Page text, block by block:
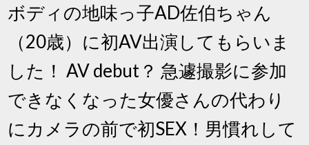
ボディの地味っ子AD佐伯ちゃん
（20歳）に初AV出演してもらいま
した！ AV debut？ 急遽撮影に参加
できなくなった女優さんの代わり
にカメラの前で初SEX！男慣れして